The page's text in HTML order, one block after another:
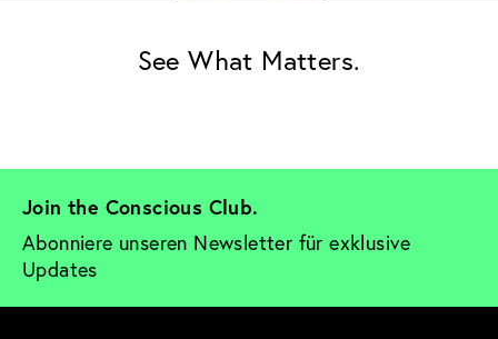
See What Matters.
Join the Conscious Club.
Abonniere unseren Newsletter für exklusive
Updates